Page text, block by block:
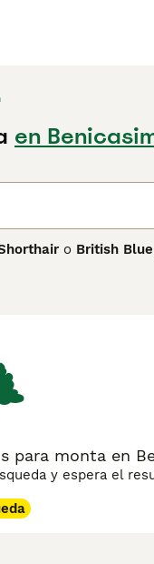
en
o British Blue
un aspecto
de ser separadas
pelaje denso,
los niños,
prefiere
compañero felino
para monta en
y espera el